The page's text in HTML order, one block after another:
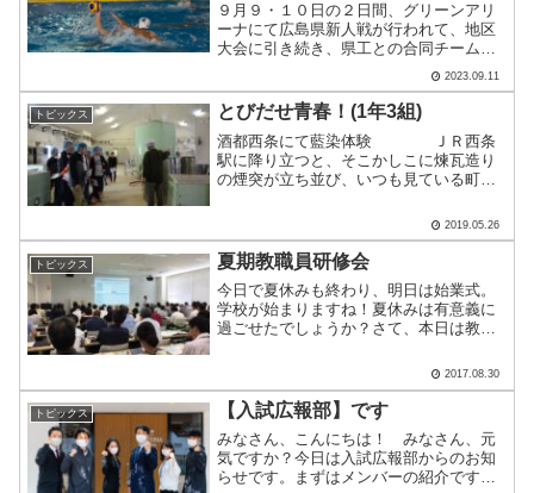
９月９・１０日の２日間、グリーンアリ
ーナにて広島県新人戦が行われて、地区
大会に引き続き、県工との合同チームで
出場しました。水球は７人で行うスポー
ツなのですが、県工５名、本校３名、合
計８名でエントリーしています。全員が
高校から水球を始めた選手.....
2023.09.11
トピックス とびだせ青春！(1年3組)
酒都西条にて藍染体験 ＪＲ西条
駅に降り立つと、そこかしこに煉瓦造り
の煙突が立ち並び、いつも見ている町と
問したのは酒蔵通りの東端に位置する
「賀茂泉」さん。広島県を代表する酒蔵
の1つです。酒蔵見学をして.....
2019.05.26
トピックス 夏期教職員研修会
今日で夏休みも終わり、明日は始業式。
学校が始まりますね！夏休みは有意義に
過ごせたでしょうか？さて、本日は教職
カデミックラーニングコモンズ）の機器
場として、実際にＡＬＣ内.....
2017.08.30
トピックス 【入試広報部】です
みなさん、こんにちは！ みなさん、元
気ですか？今日は入試広報部からのお知
らせです。まずはメンバーの紹介です。